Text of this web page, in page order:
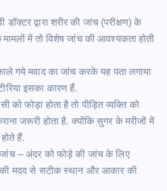
द्वारा शरीर की जांच (परीक्षण) के
में तो विशेष जांच की आवश्यकता होती
गये मवाद का जांच करके यह पता लगाया
इसका कारणहैं.
कोफोड़ा होता है तो पीड़ित व्यक्ति को
जरूरी होताहै. क्योंकिसुगर के मरीजों में
होतेहैं.
जांच – अंदर कोफोड़े की जांच के लिए
की मदद से सटीक स्थान और आकार की